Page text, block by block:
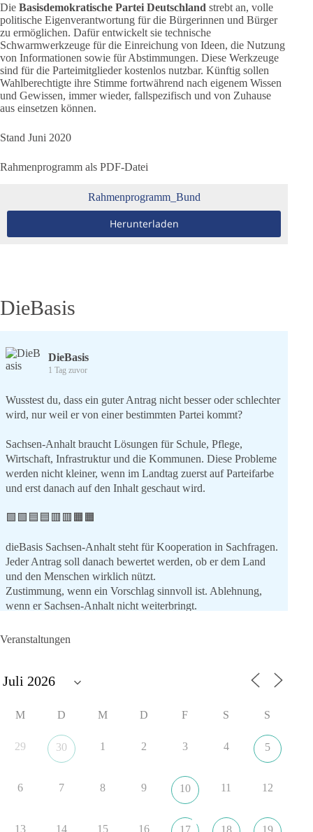
Die Basisdemokratische Partei Deutschland strebt an, volle
politische Eigenverantwortung für die Bürgerinnen und Bürger
zu ermöglichen. Dafür entwickelt sie technische
Schwarmwerkzeuge für die Einreichung von Ideen, die Nutzung
von Informationen sowie für Abstimmungen. Diese Werkzeuge
sind für die Parteimitglieder kostenlos nutzbar. Künftig sollen
Wahlberechtigte ihre Stimme fortwährend nach eigenem Wissen
und Gewissen, immer wieder, fallspezifisch und von Zuhause
aus einsetzen können.
Stand Juni 2020
Rahmenprogramm als PDF-Datei
Rahmenprogramm_Bund
Herunterladen
DieBasis
DieBasis
1 Tag zuvor
Wusstest du, dass ein guter Antrag nicht besser oder schlechter
wird, nur weil er von einer bestimmten Partei kommt?
Sachsen-Anhalt braucht Lösungen für Schule, Pflege,
Wirtschaft, Infrastruktur und die Kommunen. Diese Probleme
werden nicht kleiner, wenn im Landtag zuerst auf Parteifarbe
und erst danach auf den Inhalt geschaut wird.
🟩🟩🟦🟦🟥🟥🟧🟧
dieBasis Sachsen-Anhalt steht für Kooperation in Sachfragen.
Jeder Antrag soll danach bewertet werden, ob er dem Land
und den Menschen wirklich nützt.
Zustimmung, wenn ein Vorschlag sinnvoll ist. Ablehnung,
wenn er Sachsen-Anhalt nicht weiterbringt.
💬 Was ist dir wichtiger: der Absender eines Antrags oder das
#dieBasis #sachsenanhalt
👉 Folgen:
Veranstaltungen
M D M D F S S
29 30 1 2 3 4 5
6 7 8 9 10 11 12
13 14 15 16 17 18 19